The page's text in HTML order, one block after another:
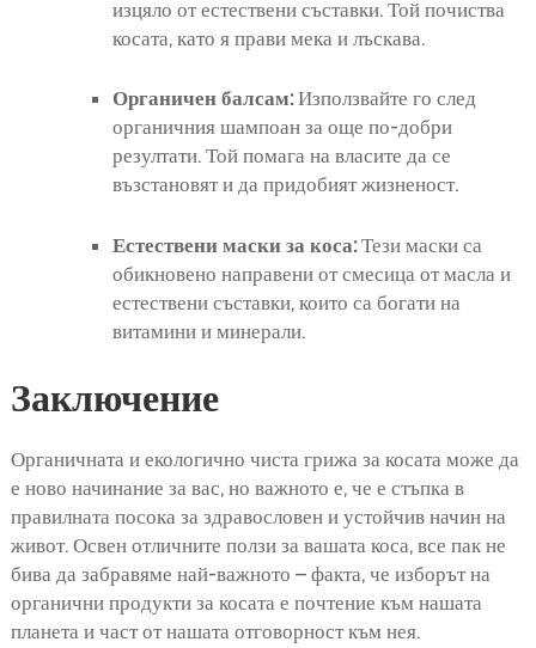
изцяло от естествени съставки. Той почиства
косата, като я прави мека и лъскава.
Органичен балсам:Използвайте го след
органичния шампоан за още по-добри
резултати. Той помага на власите да се
възстановят и да придобият жизненост.
Естествени маски за коса:Тези маски са
обикновено направени от смесица от масла и
естествени съставки, които са богати на
витамини и минерали.
Заключение
Органичната и екологично чиста грижа за косата може да
е ново начинание за вас, но важното е, че е стъпка в
правилната посока за здравословен и устойчив начин на
живот. Освен отличните ползи за вашата коса, все пак не
бива да забравяме най-важното – факта, че изборът на
органични продукти за косата е почтение към нашата
планета и част от нашата отговорност към нея.